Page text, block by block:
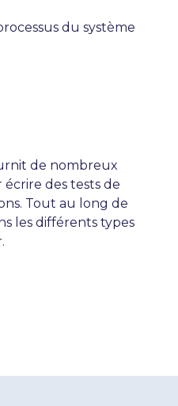
du système
de nombreux
des tests de
Tout au long de
les différents types